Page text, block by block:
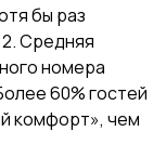
бы раз
Средняя
номера
60% гостей
комфорт», чем